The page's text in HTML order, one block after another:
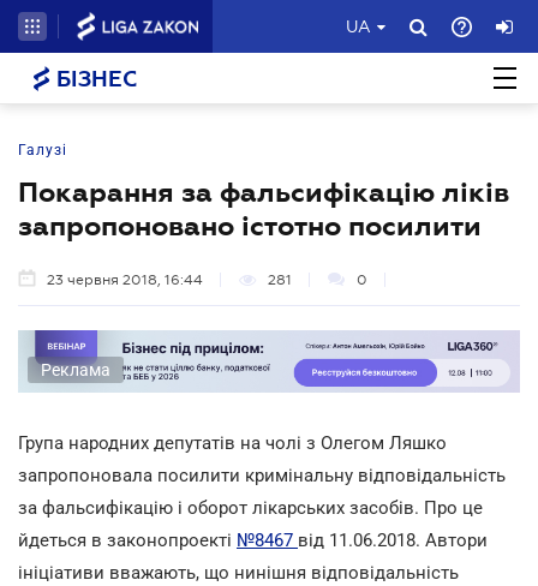
UA
БІЗНЕС
Галузі
Покарання за фальсифікацію ліків
запропоновано істотно посилити
23 червня 2018, 16:44 281 0
Реклама
Група народних депутатів на чолі з Олегом Ляшко
запропоновала посилити кримінальну відповідальність
за фальсифікацію і оборот лікарських засобів. Про це
йдеться в законопроекті №8467 від 11.06.2018. Автори
ініціативи вважають, що нинішня відповідальність